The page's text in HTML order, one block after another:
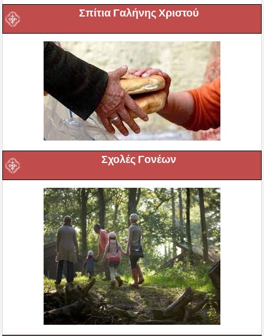
Σπίτια Γαλήνης Χριστού
Σχολές Γονέων